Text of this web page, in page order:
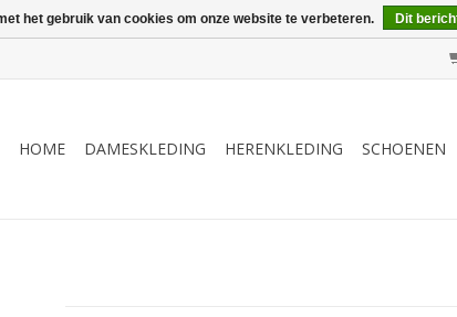
HOME DAMESKLEDING HERENKLEDING SCHOENEN
het gebruik van cookies om onze website te verbeteren. Dit